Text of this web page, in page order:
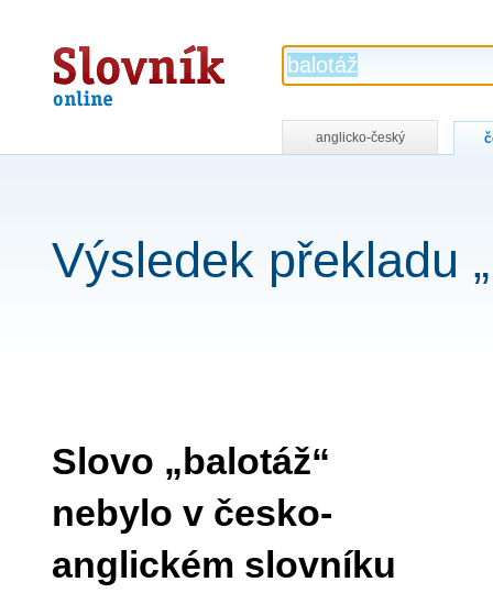
Slovník
online
anglicko-český
Výsledek překladu
Slovo „balotáž“
nebylo v česko-
anglickém slovníku